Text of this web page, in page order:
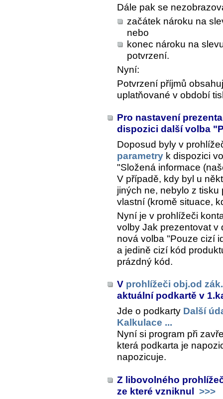
Dále pak se
začátek nároku na
nebo
konec nároku na
potvrzení.
Nyní:
Potvrzení příjmů
uplatňované v období
Pro nastavení
dispozici další volba
Doposud byly v
parametry k dispozici
"Složená informace
V případě, kdy byl u
jiných ne, nebylo z
vlastní (kromě situace,
Nyní je v prohlížeči
volby Jak prezentovat v
nová volba "Pouze cizí
a jedině cizí kód
prázdný kód.
V prohlížeči obj.od zák.
aktuální podkartě v
Jde o podkarty Další
Kalkulace ...
Nyní si program při
která podkarta je
napozicuje.
Z libovolného
ze které vzniknul >>>